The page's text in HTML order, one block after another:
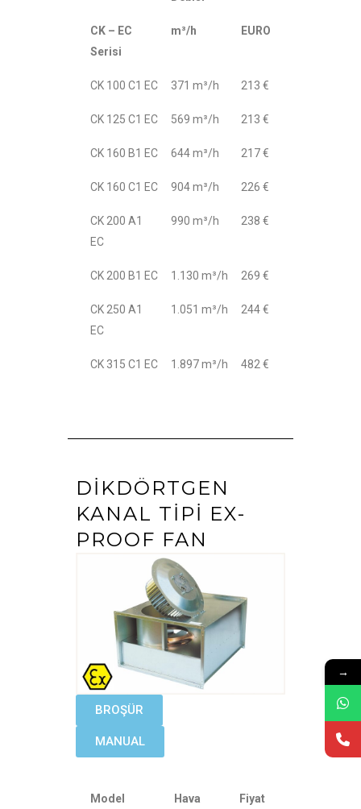
CK – EC
Serisi
m³/h EURO
CK 100 C1 EC 371 m³/h 213 €
CK 125 C1 EC 569 m³/h 213 €
CK 160 B1 EC 644 m³/h 217 €
CK 160 C1 EC 904 m³/h 226 €
CK 200 A1
EC
990 m³/h 238 €
CK 200 B1 EC 1.130 m³/h 269 €
CK 250 A1
EC
1.051 m³/h 244 €
CK 315 C1 EC 1.897 m³/h 482 €
DIKDÖRTGEN
KANAL TIPI EX-
PROOF FAN
BROŞÜR
MANUAL
Model
Hava
Fiyat
→